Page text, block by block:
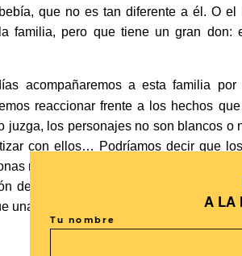
que no es tan diferente a él. O el
familia, pero que tiene un gran don:
acompañaremos a esta familia por
reaccionar frente a los hechos
juzga, los personajes no son blancos o
con ellos… Podríamos decir que
no tan diferentes a nosotros,
dejemos aflorar la sensibilidad ante
una obra maestra.
Una Famila de Tokio
A LA
Tu nombre